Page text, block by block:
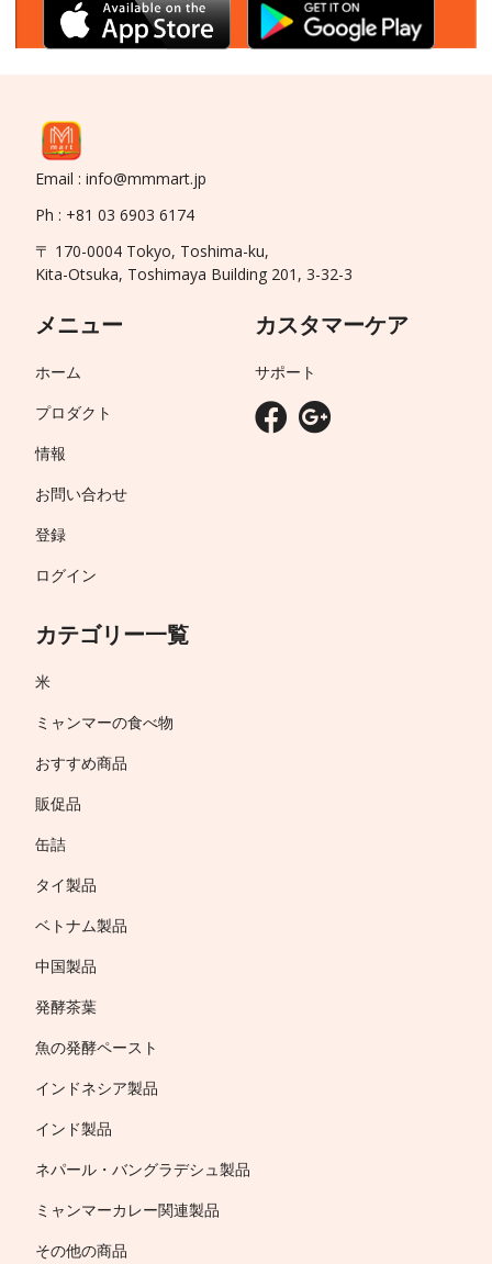
Email : info@mmmart.jp
Ph : +81 03 6903 6174
〒 170-0004 Tokyo, Toshima-ku,
Kita-Otsuka, Toshimaya Building 201, 3-32-3
メニュー
ホーム
プロダクト
情報
お問い合わせ
登録
ログイン
カテゴリー一覧
米
ミャンマーの食べ物
おすすめ商品
販促品
缶詰
タイ製品
ベトナム製品
中国製品
発酵茶葉
魚の発酵ペースト
インドネシア製品
インド製品
ネパール・バングラデシュ製品
ミャンマーカレー関連製品
その他の商品
カスタマーケア
サポート